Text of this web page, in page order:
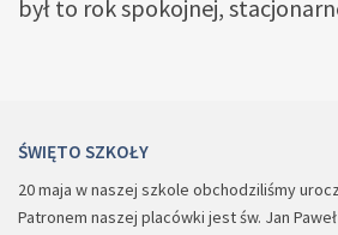
był to rok spokojnej,
ŚWIĘTO SZKOŁY
20 maja w naszej szkole obchodziliśmy
Patronem naszej placówki jest św. Jan